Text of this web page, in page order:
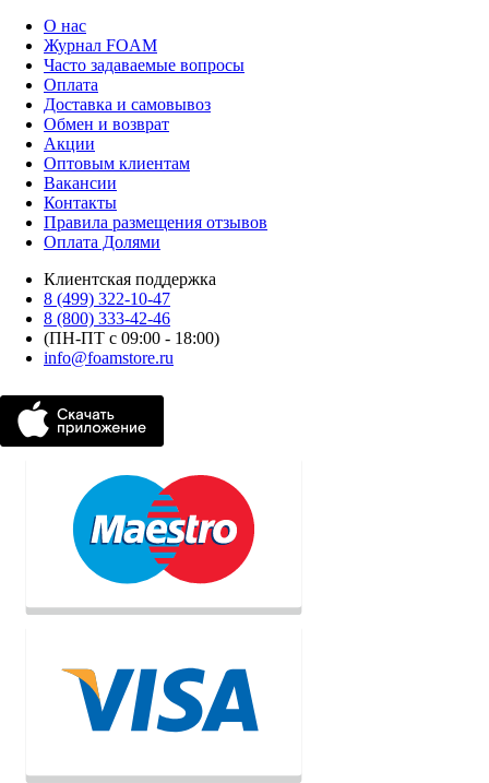
О нас
Журнал FOAM
Часто задаваемые вопросы
Оплата
Доставка и самовывоз
Обмен и возврат
Акции
Оптовым клиентам
Вакансии
Контакты
Правила размещения отзывов
Оплата Долями
Клиентская поддержка
8 (499) 322-10-47
8 (800) 333-42-46
(ПН-ПТ с 09:00 - 18:00)
info@foamstore.ru